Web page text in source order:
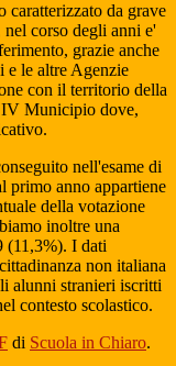
caratterizzato da grave
corso degli anni e'
grazie anche
e le altre Agenzie
con il territorio della
IV Municipio dove,
nell'esame di
primo anno appartiene
della votazione
inoltre una
(11,3%). I dati
non italiana
alunni stranieri iscritti
contesto scolastico.
di Scuola in Chiaro.